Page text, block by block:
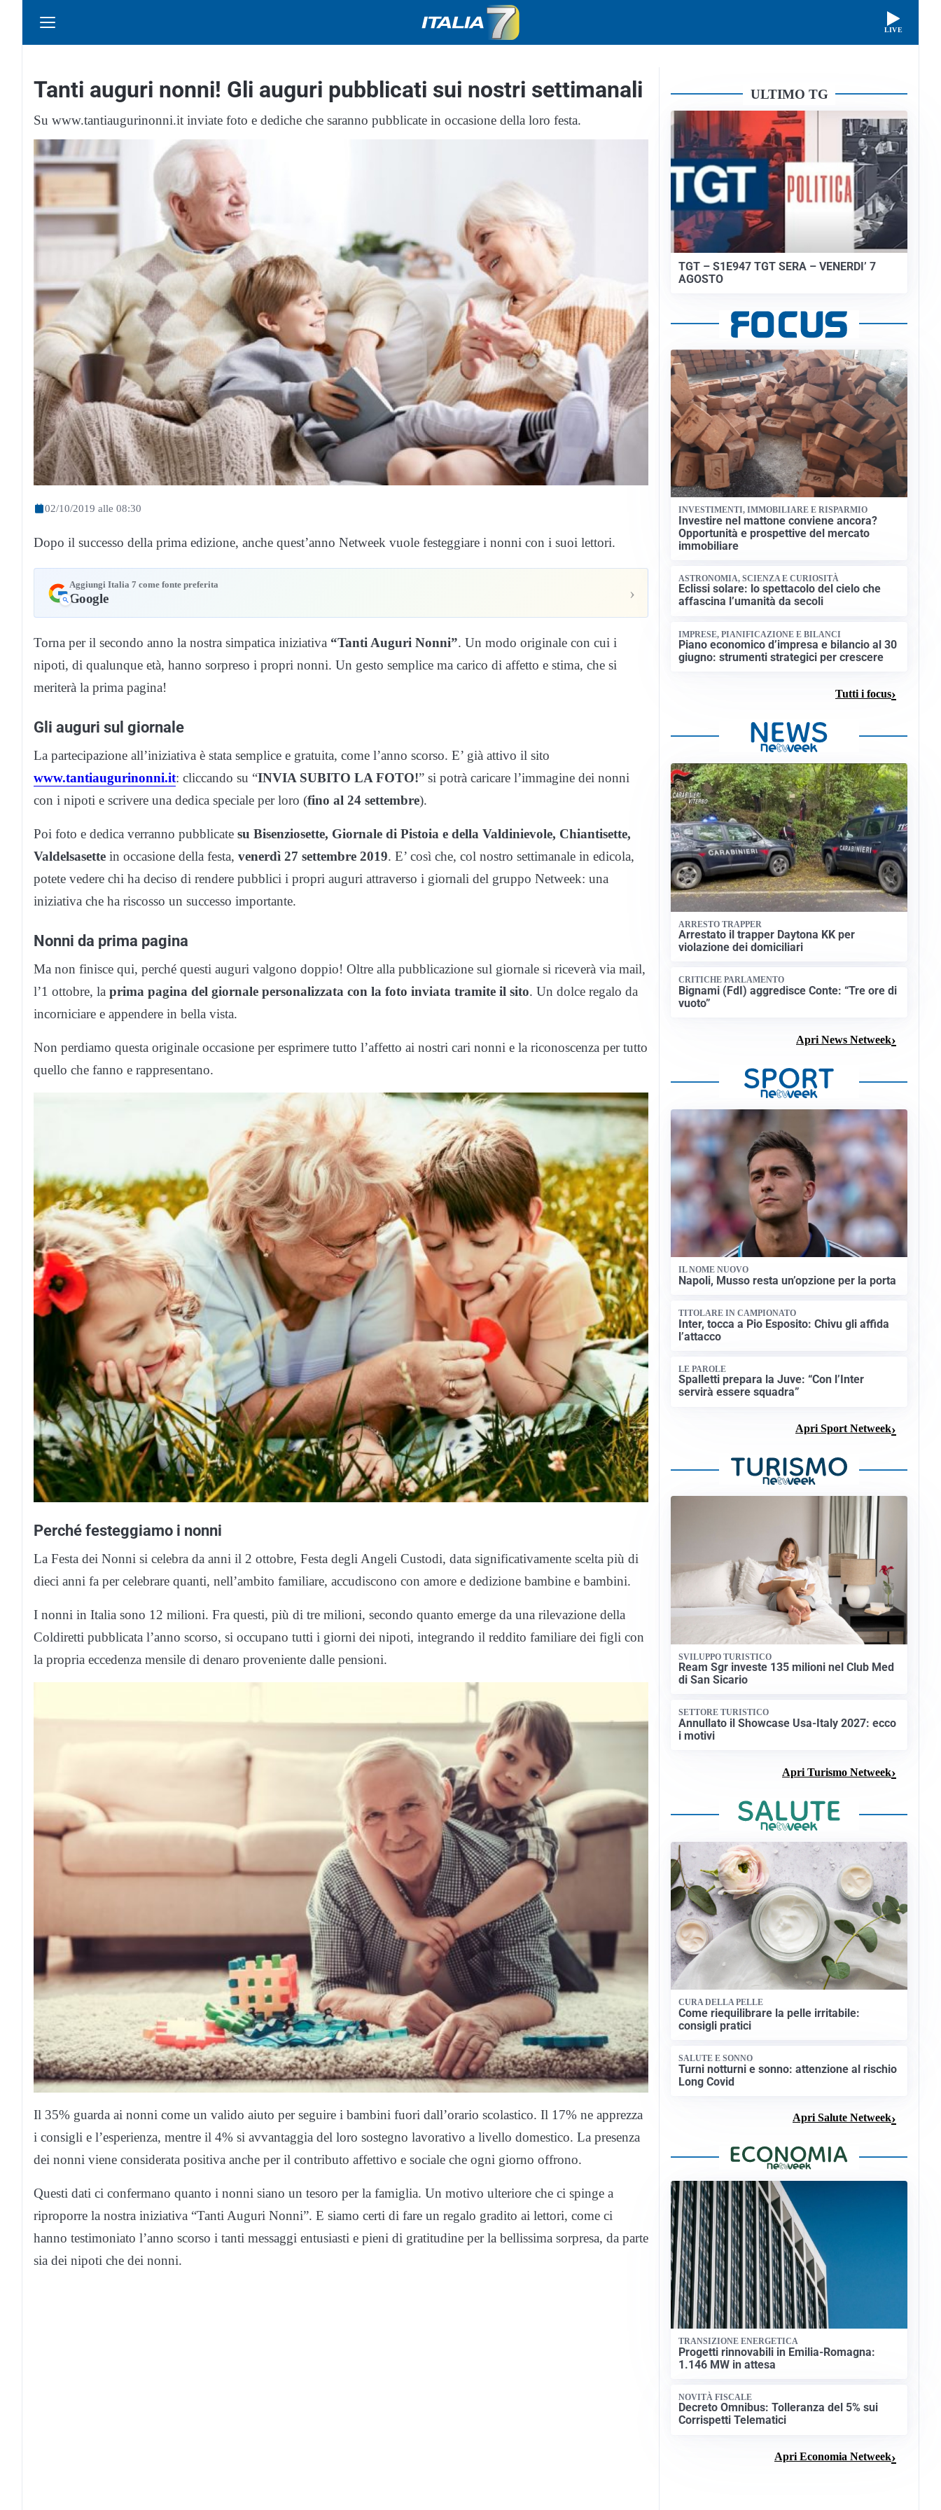
LIVE
Tanti auguri nonni! Gli auguri pubblicati sui nostri settimanali
Su www.tantiaugurinonni.it inviate foto e dediche che saranno pubblicate in occasione della loro festa.
02/10/2019 alle 08:30
Dopo il successo della prima edizione, anche quest’anno Netweek vuole festeggiare i nonni con i suoi lettori.
Aggiungi Italia 7 come fonte preferita
Google ›
Torna per il secondo anno la nostra simpatica iniziativa “Tanti Auguri Nonni”. Un modo originale con cui i
nipoti, di qualunque età, hanno sorpreso i propri nonni. Un gesto semplice ma carico di affetto e stima, che si
meriterà la prima pagina!
Gli auguri sul giornale
La partecipazione all’iniziativa è stata semplice e gratuita, come l’anno scorso. E’ già attivo il sito
www.tantiaugurinonni.it: cliccando su “INVIA SUBITO LA FOTO!” si potrà caricare l’immagine dei nonni
con i nipoti e scrivere una dedica speciale per loro (fino al 24 settembre).
Poi foto e dedica verranno pubblicate su Bisenziosette, Giornale di Pistoia e della Valdinievole, Chiantisette,
Valdelsasette in occasione della festa, venerdì 27 settembre 2019. E’ così che, col nostro settimanale in edicola,
potete vedere chi ha deciso di rendere pubblici i propri auguri attraverso i giornali del gruppo Netweek: una
iniziativa che ha riscosso un successo importante.
Nonni da prima pagina
Ma non finisce qui, perché questi auguri valgono doppio! Oltre alla pubblicazione sul giornale si riceverà via mail,
l’1 ottobre, la prima pagina del giornale personalizzata con la foto inviata tramite il sito. Un dolce regalo da
incorniciare e appendere in bella vista.
Non perdiamo questa originale occasione per esprimere tutto l’affetto ai nostri cari nonni e la riconoscenza per tutto
quello che fanno e rappresentano.
Perché festeggiamo i nonni
La Festa dei Nonni si celebra da anni il 2 ottobre, Festa degli Angeli Custodi, data significativamente scelta più di
dieci anni fa per celebrare quanti, nell’ambito familiare, accudiscono con amore e dedizione bambine e bambini.
I nonni in Italia sono 12 milioni. Fra questi, più di tre milioni, secondo quanto emerge da una rilevazione della
Coldiretti pubblicata l’anno scorso, si occupano tutti i giorni dei nipoti, integrando il reddito familiare dei figli con
la propria eccedenza mensile di denaro proveniente dalle pensioni.
Il 35% guarda ai nonni come un valido aiuto per seguire i bambini fuori dall’orario scolastico. Il 17% ne apprezza
i consigli e l’esperienza, mentre il 4% si avvantaggia del loro sostegno lavorativo a livello domestico. La presenza
dei nonni viene considerata positiva anche per il contributo affettivo e sociale che ogni giorno offrono.
Questi dati ci confermano quanto i nonni siano un tesoro per la famiglia. Un motivo ulteriore che ci spinge a
riproporre la nostra iniziativa “Tanti Auguri Nonni”. E siamo certi di fare un regalo gradito ai lettori, come ci
hanno testimoniato l’anno scorso i tanti messaggi entusiasti e pieni di gratitudine per la bellissima sorpresa, da parte
sia dei nipoti che dei nonni.
ULTIMO TG
TGT – S1E947 TGT SERA – VENERDI’ 7
AGOSTO
INVESTIMENTI, IMMOBILIARE E RISPARMIO
Investire nel mattone conviene ancora?
Opportunità e prospettive del mercato
immobiliare
ASTRONOMIA, SCIENZA E CURIOSITÀ
Eclissi solare: lo spettacolo del cielo che
affascina l’umanità da secoli
IMPRESE, PIANIFICAZIONE E BILANCI
Piano economico d’impresa e bilancio al 30
giugno: strumenti strategici per crescere
Tutti i focus
ARRESTO TRAPPER
Arrestato il trapper Daytona KK per
violazione dei domiciliari
CRITICHE PARLAMENTO
Bignami (FdI) aggredisce Conte: “Tre ore di
vuoto”
Apri News Netweek
IL NOME NUOVO
Napoli, Musso resta un’opzione per la porta
TITOLARE IN CAMPIONATO
Inter, tocca a Pio Esposito: Chivu gli affida
l’attacco
LE PAROLE
Spalletti prepara la Juve: “Con l’Inter
servirà essere squadra”
Apri Sport Netweek
SVILUPPO TURISTICO
Ream Sgr investe 135 milioni nel Club Med
di San Sicario
SETTORE TURISTICO
Annullato il Showcase Usa-Italy 2027: ecco
i motivi
Apri Turismo Netweek
CURA DELLA PELLE
Come riequilibrare la pelle irritabile:
consigli pratici
SALUTE E SONNO
Turni notturni e sonno: attenzione al rischio
Long Covid
Apri Salute Netweek
TRANSIZIONE ENERGETICA
Progetti rinnovabili in Emilia-Romagna:
1.146 MW in attesa
NOVITÀ FISCALE
Decreto Omnibus: Tolleranza del 5% sui
Corrispetti Telematici
Apri Economia Netweek